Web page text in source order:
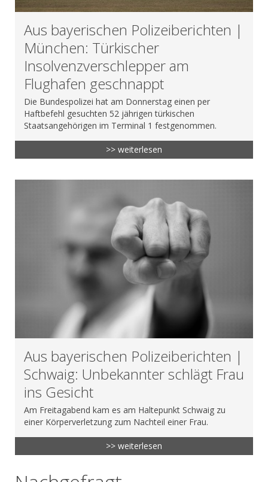
Aus bayerischen Polizeiberichten |
München: Türkischer
Insolvenzverschlepper am
Flughafen geschnappt
Die Bundespolizei hat am Donnerstag einen per
Haftbefehl gesuchten 52 jährigen türkischen
Staatsangehörigen im Terminal 1 festgenommen.
>> weiterlesen
Aus bayerischen Polizeiberichten |
Schwaig: Unbekannter schlägt Frau
ins Gesicht
Am Freitagabend kam es am Haltepunkt Schwaig zu
einer Körperverletzung zum Nachteil einer Frau.
>> weiterlesen